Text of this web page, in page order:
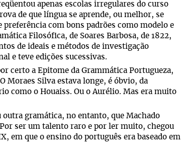
apenas escolas irregulares do curso
de que língua se aprende, ou melhor, se
preferência com bons padrões como modelo e
Filosófica, de Soares Barbosa, de 1822,
de ideais e métodos de investigação
e teve edições sucessivas.
certo a Epitome da Grammática Portugueza,
Moraes Silva estava longe, é óbvio, da
como o Houaiss. Ou o Aurélio. Mas era muito
gramática, no entanto, que Machado
ser um talento raro e por ler muito, chegou
em que o ensino do português era baseado em